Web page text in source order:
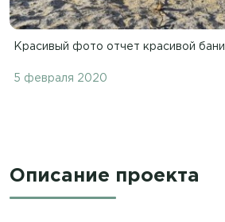
Красивый фото отчет красивой бани
5 февраля 2020
Описание проекта